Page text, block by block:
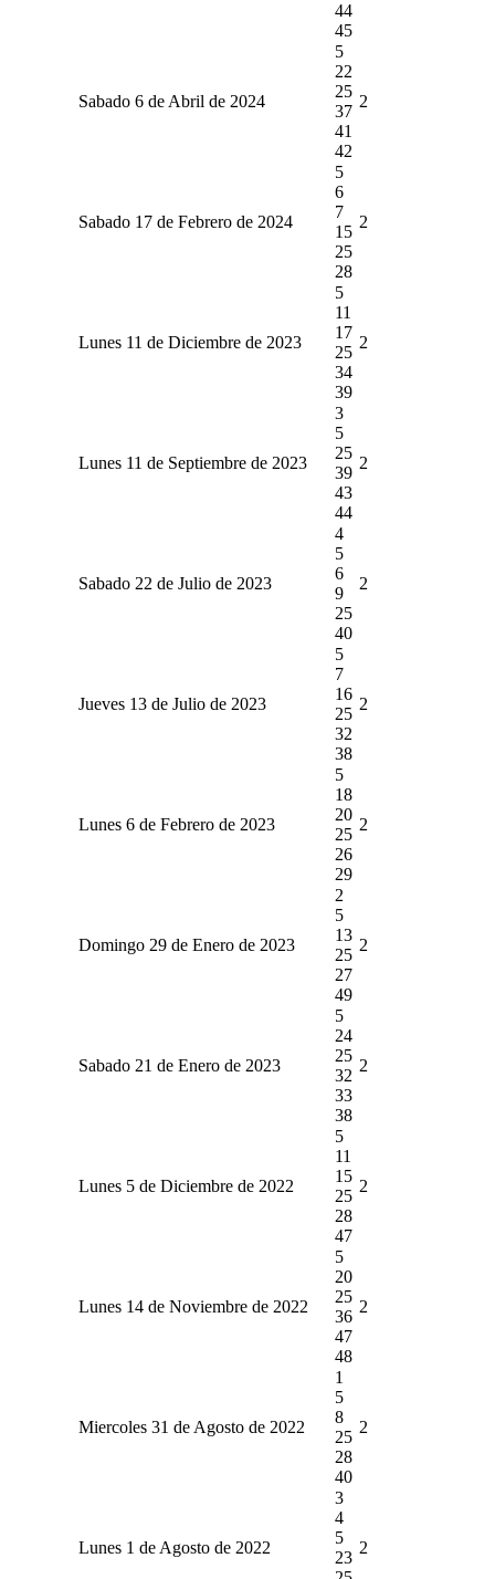
44
45
Sabado 6 de Abril de 2024
5
22
25
37
41
42
2
Sabado 17 de Febrero de 2024
5
6
7
15
25
28
2
Lunes 11 de Diciembre de 2023
5
11
17
25
34
39
2
Lunes 11 de Septiembre de 2023
3
5
25
39
43
44
2
Sabado 22 de Julio de 2023
4
5
6
9
25
40
2
Jueves 13 de Julio de 2023
5
7
16
25
32
38
2
Lunes 6 de Febrero de 2023
5
18
20
25
26
29
2
Domingo 29 de Enero de 2023
2
5
13
25
27
49
2
Sabado 21 de Enero de 2023
5
24
25
32
33
38
2
Lunes 5 de Diciembre de 2022
5
11
15
25
28
47
2
Lunes 14 de Noviembre de 2022
5
20
25
36
47
48
2
Miercoles 31 de Agosto de 2022
1
5
8
25
28
40
2
Lunes 1 de Agosto de 2022
3
4
5
23
2